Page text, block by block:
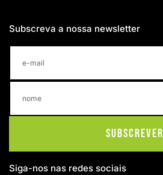
Subscreva a nossa newsletter
Subscrever
Siga-nos nas redes sociais